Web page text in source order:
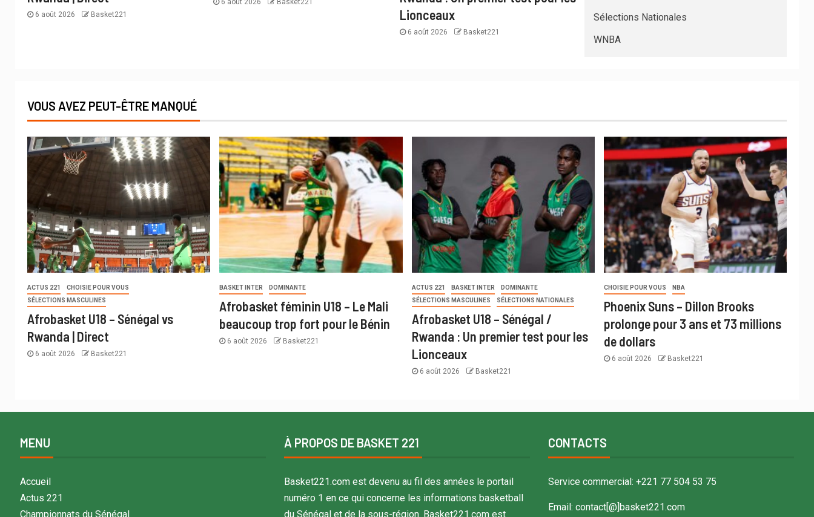
6 août 2026 Basket221
6 août 2026 Basket221
Lionceaux
6 août 2026 Basket221
Sélections Nationales
WNBA
VOUS AVEZ PEUT-ÊTRE MANQUÉ
ACTUS 221
CHOISIE POUR VOUS
SÉLECTIONS MASCULINES
Afrobasket U18 – Sénégal vs
Rwanda | Direct
6 août 2026 Basket221
BASKET INTER DOMINANTE
Afrobasket féminin U18 – Le Mali
beaucoup trop fort pour le Bénin
6 août 2026 Basket221
ACTUS 221 BASKET INTER
DOMINANTE
SÉLECTIONS MASCULINES
SÉLECTIONS NATIONALES
Afrobasket U18 – Sénégal /
Rwanda : Un premier test pour les
Lionceaux
6 août 2026 Basket221
CHOISIE POUR VOUS NBA
Phoenix Suns – Dillon Brooks
prolonge pour 3 ans et 73 millions
de dollars
6 août 2026 Basket221
MENU
Accueil
Actus 221
Championnats du Sénégal
À PROPOS DE BASKET 221
Basket221.com est devenu au fil des années le portail
numéro 1 en ce qui concerne les informations basketball
du Sénégal et de la sous-région. Basket221.com est
CONTACTS
Service commercial: +221 77 504 53 75
Email: contact[@]basket221.com